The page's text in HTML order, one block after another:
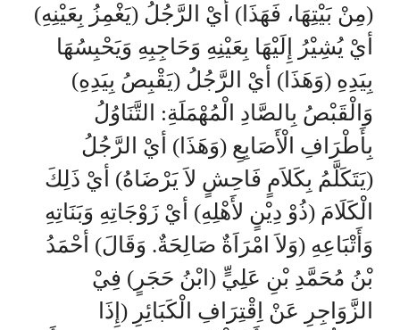
(مِنْ بَيْتِهَا، فَهَذَا) أيْ الرَّجُلُ (يَغْمِزُ بِعَيْنِهِ)
أيْ يُشِيْرُ إِلَيْهَا بِعَيْنِهِ وَحَاجِبِهِ وَيَحْبِسُهَا
بِيَدِهِ (وَهَذَا) أيْ الرَّجُلُ (يَقْبِصُ بِيَدِهِ)
وَالْقَبْصُ بِالصَّادِ الْمُهْمَلَةِ: التَّنَاوُلُ
بِأَطْرَافِ الْأَصَابِعِ (وَهَذَا) أيْ الرَّجُلُ
(يَتَكَلَّمُ بِكَلاَمٍ فَاحِشٍ لاَ يَرْضَاهُ) أيْ ذَلِكَ
الْكَلَامَ (ذُوْ دِيْنٍ لأَهْلِهِ) أيْ زَوْجَاتِهِ وَبَنَاتِهِ
وَأَتْبَاعِهِ (وَلاَ امْرَاَةٌ صَالِحَةٌ. وَقَالَ) أحْمَدُ
بْنُ مُحَمَّدِ بْنِ عَلِيٍّ (ابْنُ حَجَرٍ) فِيْ
الزَّوَاجِرِ عَنْ اِقْتِرَافِ الْكَبَائِرِ (إِذَا